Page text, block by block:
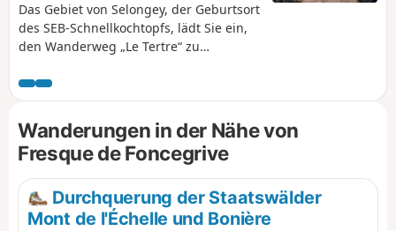
Das Gebiet von Selongey, der Geburtsort
des SEB-Schnellkochtopfs, lädt Sie ein,
den Wanderweg „Le Tertre“ zu
dem Wald ab, den Sie während dieser
Wanderung durchqueren werden und
dessen höchster Punkt bei 415 m liegt.
Sie kommen an der Marienstatue vorbei,
entlang des Windparks Tille et Venelle,
bevor Sie hinunter ins Dorf gehen. Sie
setzen die Wanderung auf der Rue du
Mont fort und kommen an der Kirche
Wanderungen in der Nähe von
Fresque de Foncegrive
Durchquerung der Staatswälder
Mont de l'Échelle und Bonière